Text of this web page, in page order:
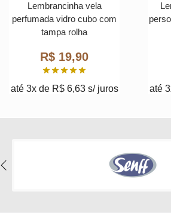
Lembrancinha vela
perfumada vidro cubo com
tampa rolha
R$ 19,90
até 3x de R$6,63 s/ juros até